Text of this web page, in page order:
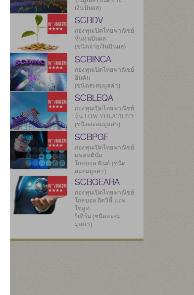
เงินปันผล)
SCBDV
กองทุนเปิดไทยพาณิชย์
หุ้นทุนปันผล
(ชนิดจ่ายเงินปันผล)
SCBINCA
กองทุนเปิดไทยพาณิชย์
อินคัม
(ชนิดสะสมมูลค่า)
SCBLEQA
กองทุนเปิดไทยพาณิชย์
หุ้น LOW VOLATILITY
(ชนิดสะสมมูลค่า)
SCBPGF
กองทุนเปิดไทยพาณิชย์
แพลทตินัม
โกลบอล ฟันด์ (ชนิด
สะสมมูลค่า)
SCBGEARA
กองทุนเปิดไทยพาณิชย์
โกลบอล อิควิตี้ แอพ
โซลูท
รีเทิร์น (ชนิดสะสม
มูลค่า)